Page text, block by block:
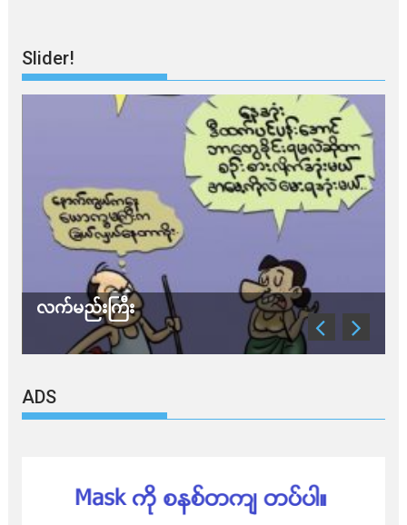
Slider!
လက်မည်းကြီး
ADS